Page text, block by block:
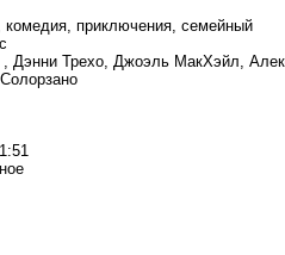
комедия, приключения, семейный
Дэнни Трехо, Джоэль МакХэйл,